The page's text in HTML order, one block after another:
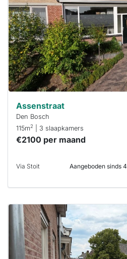
maken moet je
binnen 15
minuten
reageren.
Stekkies helpt
je hierbij!
Assenstraat
Den Bosch
115m2 | 3 slaapkamers
€2100 per maand
Via Stoit Aangeboden sinds 4
Deze woning
is
waarschijnlijk
al verhuurd
Om kans te
maken moet je